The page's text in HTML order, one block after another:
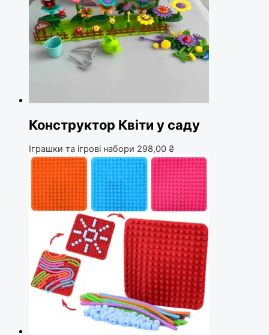
Конструктор Квіти у саду
Іграшки та ігрові набори 298,00 ₴